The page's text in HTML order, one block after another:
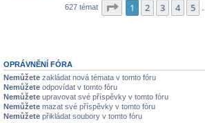
627 témat Stránka z 13
1 2 3 4 5
OPRÁVNĚNÍ FÓRA
Nemůžete zakládat nová témata v tomto fóru
Nemůžete odpovídat v tomto fóru
Nemůžete upravovat své příspěvky v tomto fóru
Nemůžete mazat své příspěvky v tomto fóru
Nemůžete přikládat soubory v tomto fóru